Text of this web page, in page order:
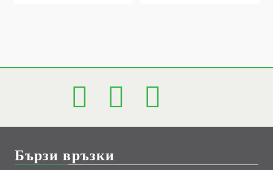
Бързи връзки